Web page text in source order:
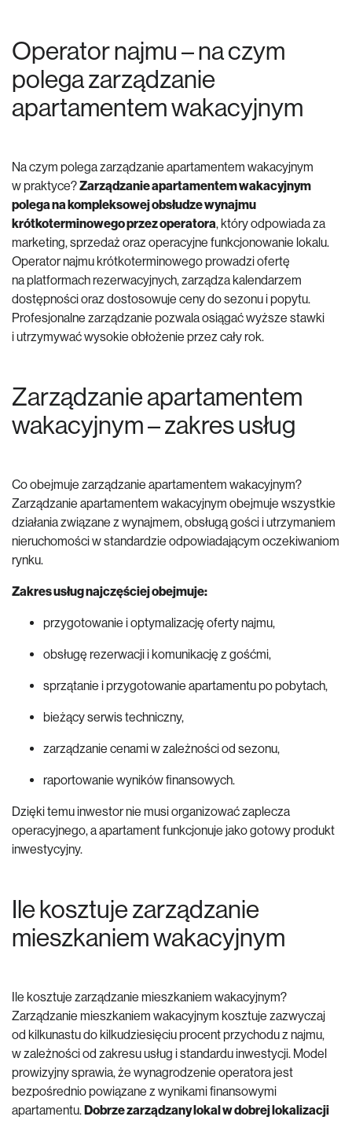
Operator najmu – na czym
polega zarządzanie
apartamentem wakacyjnym
Na czym polega zarządzanie apartamentem wakacyjnym
w praktyce?Zarządzanie apartamentem wakacyjnym
polega na kompleksowej obsłudze wynajmu
krótkoterminowego przez operatora, który odpowiada za
marketing, sprzedaż oraz operacyjne funkcjonowanie lokalu.
Operator najmu krótkoterminowego prowadzi ofertę
na platformach rezerwacyjnych, zarządza kalendarzem
dostępności oraz dostosowuje ceny do sezonu i popytu.
Profesjonalne zarządzanie pozwala osiągać wyższe stawki
i utrzymywać wysokie obłożenie przez cały rok.
Zarządzanie apartamentem
wakacyjnym – zakres usług
Co obejmuje zarządzanie apartamentem wakacyjnym?
Zarządzanie apartamentem wakacyjnym obejmuje wszystkie
działania związane z wynajmem, obsługą gości i utrzymaniem
nieruchomości w standardzie odpowiadającym oczekiwaniom
rynku.
Zakres usług najczęściej obejmuje:
przygotowanie i optymalizację oferty najmu,
obsługę rezerwacji i komunikację z gośćmi,
sprzątanie i przygotowanie apartamentu po pobytach,
bieżący serwis techniczny,
zarządzanie cenami w zależności od sezonu,
raportowanie wyników finansowych.
Dzięki temu inwestor nie musi organizować zaplecza
operacyjnego, a apartament funkcjonuje jako gotowy produkt
inwestycyjny.
Ile kosztuje zarządzanie
mieszkaniem wakacyjnym
Ile kosztuje zarządzanie mieszkaniem wakacyjnym?
Zarządzanie mieszkaniem wakacyjnym kosztuje zazwyczaj
od kilkunastu do kilkudziesięciu procent przychodu z najmu,
w zależności od zakresu usług i standardu inwestycji. Model
prowizyjny sprawia, że wynagrodzenie operatora jest
bezpośrednio powiązane z wynikami finansowymi
apartamentu.Dobrze zarządzany lokal w dobrej lokalizacji